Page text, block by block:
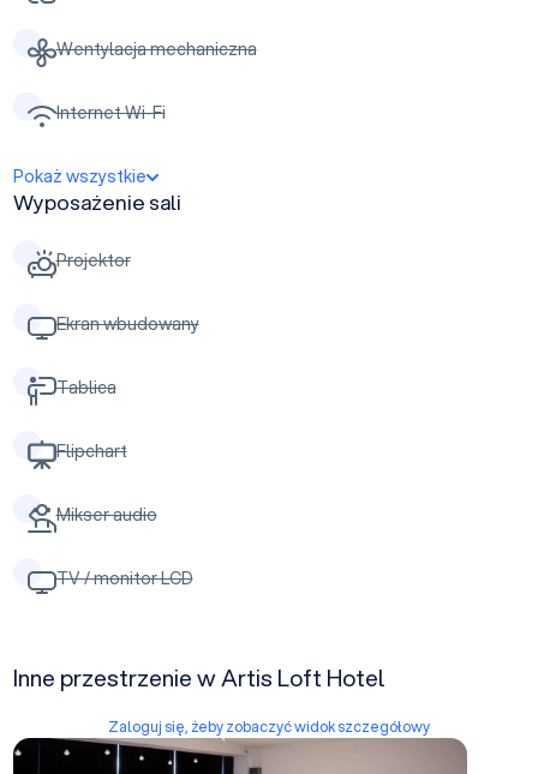
Wentylacja mechaniczna
Internet Wi-Fi
Pokaż wszystkie
Wyposażenie sali
Projektor
Ekran wbudowany
Tablica
Flipchart
Mikser audio
TV / monitor LCD
Inne przestrzenie w Artis Loft Hotel
Zaloguj się, żeby zobaczyć widok szczegółowy
AMARANTOWA